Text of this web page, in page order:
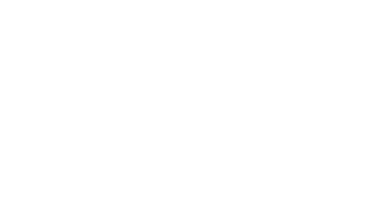
plus rapide.
: une
récente
pratiqué en Allemagne ou en
identique. Sur un véhicule à
d'être négligeable.